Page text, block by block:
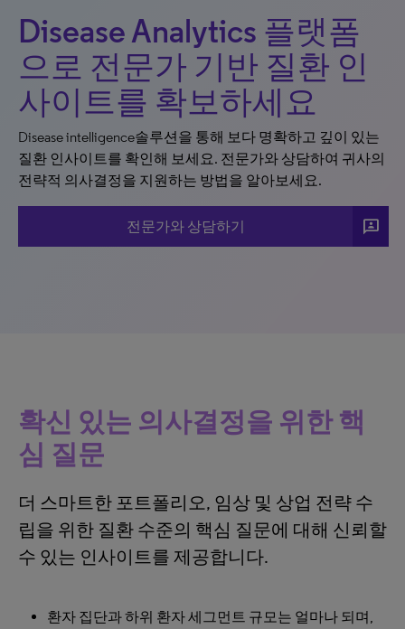
Disease Analytics 플랫폼
으로 전문가 기반 질환 인
사이트를 확보하세요
Disease intelligence솔루션을 통해 보다 명확하고 깊이 있는
질환 인사이트를 확인해 보세요. 전문가와 상담하여 귀사의
전략적 의사결정을 지원하는 방법을 알아보세요.
전문가와 상담하기 3p
확신 있는 의사결정을 위한 핵
심 질문
더 스마트한 포트폴리오, 임상 및 상업 전략 수
립을 위한 질환 수준의 핵심 질문에 대해 신뢰할
수 있는 인사이트를 제공합니다.
환자 집단과 하위 환자 세그먼트 규모는 얼마나 되며,